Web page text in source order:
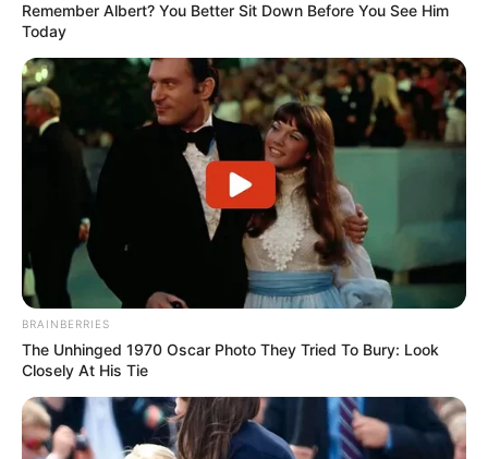
Remember Albert? You Better Sit Down Before You See Him
Today
BRAINBERRIES
The Unhinged 1970 Oscar Photo They Tried To Bury: Look
Closely At His Tie